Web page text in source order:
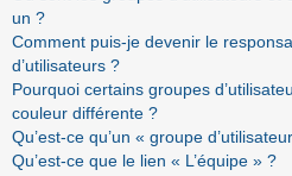
un ?
Comment puis-je devenir le
d’utilisateurs ?
Pourquoi certains groupes
couleur différente ?
Qu’est-ce qu’un « groupe
Qu’est-ce que le lien « L’équipe » ?